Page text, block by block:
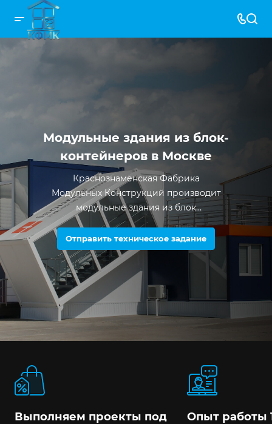
Модульные здания из блок-
контейнеров в Москве
Краснознаменская Фабрика
Модульных Конструкций производит
модульные здания из блок
контейнеров с 2012 года. За все время
существования компании было
произведено более 5000 единиц
продукции.
Отправить техническое задание
Выполняем проекты под
Опыт работы